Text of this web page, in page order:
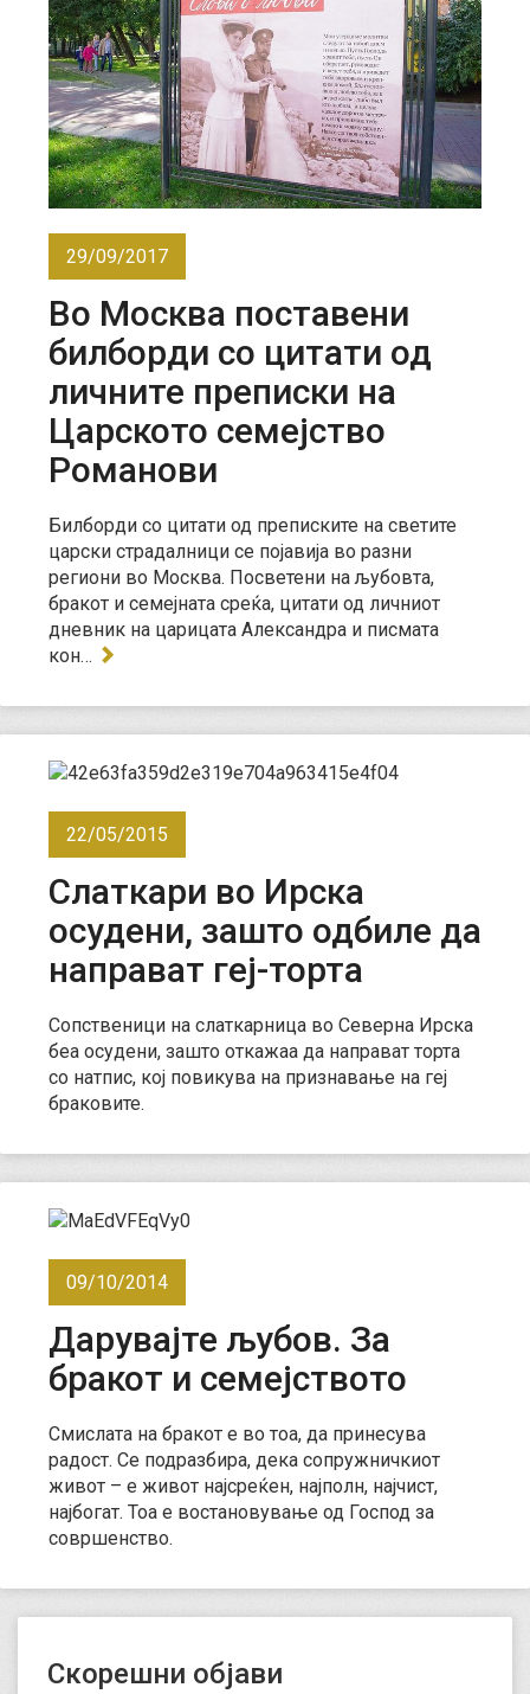
29/09/2017
Во Москва поставени
билборди со цитати од
личните преписки на
Царското семејство
Романови
Билборди со цитати од преписките на светите
царски страдалници се појавија во разни
региони во Москва. Посветени на љубовта,
бракот и семејната среќа, цитати од личниот
дневник на царицата Александра и писмата
кон…
22/05/2015
Слаткари во Ирска
осудени, зашто одбиле да
направат геј-торта
Сопственици на слаткарница во Северна Ирска
беа осудени, зашто откажаа да направат торта
со натпис, кој повикува на признавање на геј
браковите.
09/10/2014
Дарувајте љубов. За
бракот и семејството
Смислата на бракот е во тоа, да принесува
радост. Се подразбира, дека сопружничкиот
живот – е живот најсреќен, најполн, најчист,
најбогат. Тоа е востановување од Господ за
совршенство.
Скорешни објави